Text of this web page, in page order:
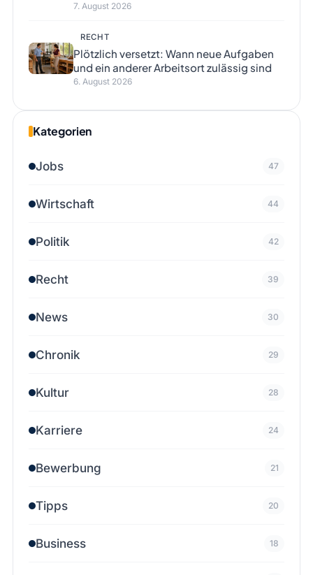
7. August 2026
RECHT
Plötzlich versetzt: Wann neue Aufgaben
und ein anderer Arbeitsort zulässig sind
6. August 2026
Kategorien
Jobs 47
Wirtschaft 44
Politik 42
Recht 39
News 30
Chronik 29
Kultur 28
Karriere 24
Bewerbung 21
Tipps 20
Business 18